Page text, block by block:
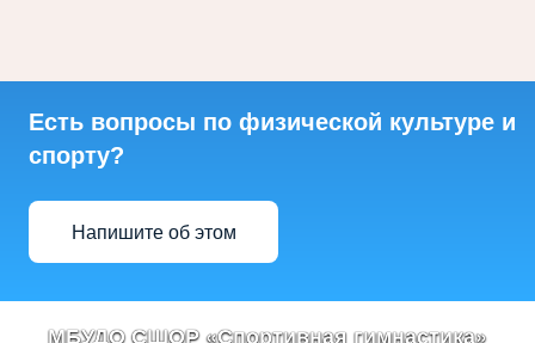
Есть вопросы по физической культуре и
спорту?
Напишите об этом
МБУДО СШОР «Спортивная гимнастика»